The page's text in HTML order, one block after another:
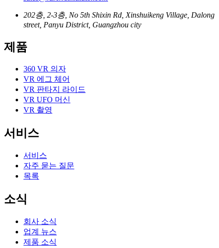
202층, 2-3층, No 5th Shixin Rd, Xinshuikeng Village, Dalong
street, Panyu District, Guangzhou city
제품
360 VR 의자
VR 에그 체어
VR 판타지 라이드
VR UFO 머신
VR 촬영
서비스
서비스
자주 묻는 질문
목록
소식
회사 소식
업계 뉴스
제품 소식